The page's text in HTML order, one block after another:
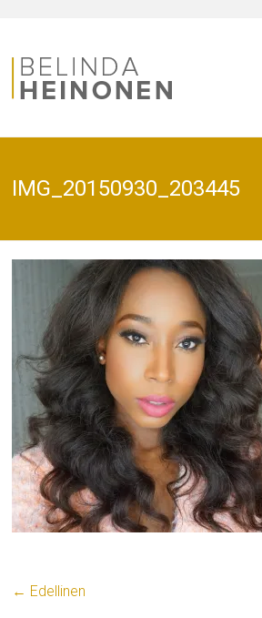
IMG_20150930_203445
← Edellinen